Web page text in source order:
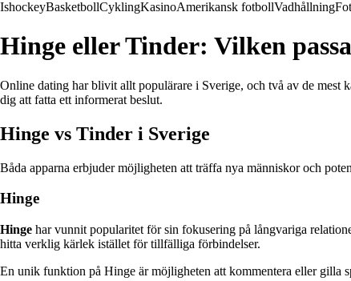
IshockeyBasketbollCyklingKasinoAmerikansk fotbollVadhållning
Hinge eller Tinder: Vilken
Online dating har blivit allt populärare i Sverige, och två av de mest
dig att fatta ett informerat beslut.
Hinge vs Tinder i Sverige
Båda apparna erbjuder möjligheten att träffa nya människor och
Hinge
Hinge har vunnit popularitet för sin fokusering på långvariga
hitta verklig kärlek istället för tillfälliga förbindelser.
En unik funktion på Hinge är möjligheten att kommentera eller gilla